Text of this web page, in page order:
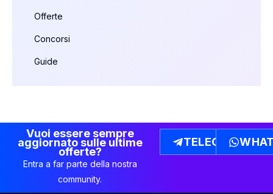
Offerte
Concorsi
Guide
Vuoi essere sempre
aggiornato sulle ultime
offerte?
Entra a far parte della nostra
community.
TELEGRAM